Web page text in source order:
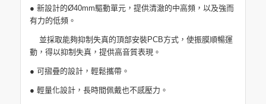
● 新設計的Ø40mm驅動單元，提供清澈的中高頻，以及強而
有力的低頻。
並採取能夠抑制失真的頂部安裝PCB方式，使振膜順暢運
動，得以抑制失真，提供高音質表現。
● 可摺疊的設計，輕鬆攜帶。
● 輕量化設計，長時間佩戴也不感壓力。